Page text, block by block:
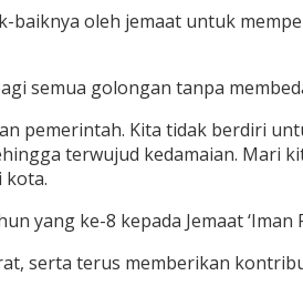
oleh jemaat untuk
semua golongan tanpa
pemerintah. Kita tidak berdiri
terwujud kedamaian. Mari
kota.
yang ke-8 kepada Jemaat ‘Iman
serta terus memberikan